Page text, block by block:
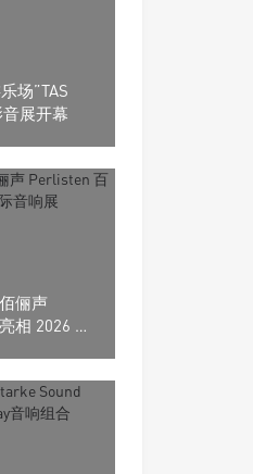
场”TAS
展开幕
俪声
相 2026 北